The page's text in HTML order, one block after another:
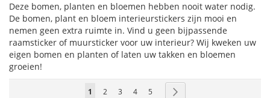
Deze bomen, planten en bloemen hebben nooit water nodig.
De bomen, plant en bloem interieurstickers zijn mooi en
nemen geen extra ruimte in. Vind u geen bijpassende
raamsticker of muursticker voor uw interieur? Wij kweken uw
eigen bomen en planten of laten uw takken en bloemen
groeien!
Pagina
U1 Pagina
2 Pagina
3 Pagina
4 Pagina
5